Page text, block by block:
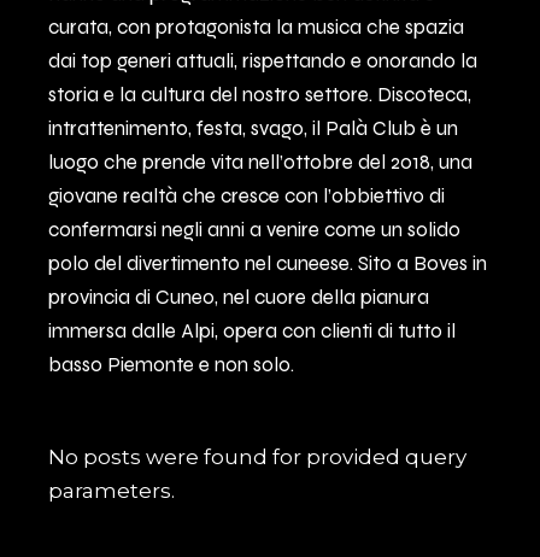
curata, con protagonista la musica che spazia
dai top generi attuali, rispettando e onorando la
storia e la cultura del nostro settore. Discoteca,
intrattenimento, festa, svago, il Palà Club è un
luogo che prende vita nell’ottobre del 2018, una
giovane realtà che cresce con l’obbiettivo di
confermarsi negli anni a venire come un solido
polo del divertimento nel cuneese. Sito a Boves in
provincia di Cuneo, nel cuore della pianura
immersa dalle Alpi, opera con clienti di tutto il
basso Piemonte e non solo.
No posts were found for provided query
parameters.